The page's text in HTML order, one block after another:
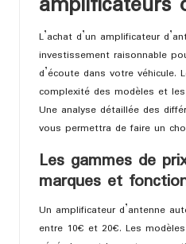
L’achat d’un amplificateur
investissement raisonnable
d’écoute dans votre véhicule.
complexité des modèles et
Une analyse détaillée des
vous permettra de faire un
Les gammes de
marques et
Un amplificateur d’antenne
entre 10€ et 20€. Les